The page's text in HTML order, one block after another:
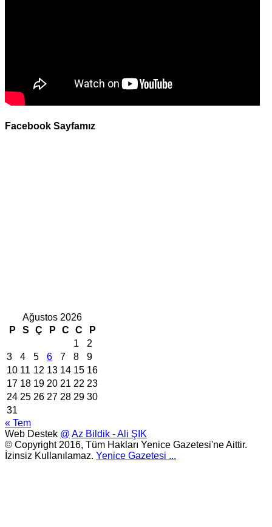
Facebook Sayfamız
Ağustos 2026
P
S Ç P C C
P
1
2
3
4 5 6 7 8
9
10 11 12 13 14 15 16
17 18 19 20 21 22 23
24 25 26 27 28 29 30
31
« Tem
Web Destek @ Az Bildik - Ali ŞIK
© Copyright 2016, Tüm Hakları Yenice Gazetesi'ne Aittir.
İzinsiz Kullanılamaz. Yenice Gazetesi ...